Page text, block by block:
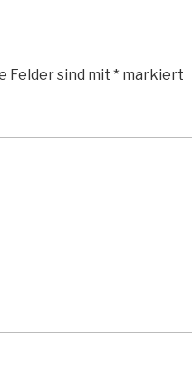
Felder sind mit * markiert